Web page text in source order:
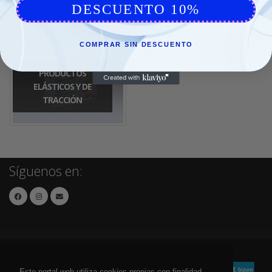
PRODUCTOS
ELÁSTICOS Y DE
TRACCIÓN
Síguenos en:
DESCUENTO 10%
COMPRAR SIN DESCUENTO